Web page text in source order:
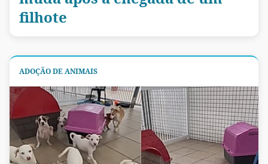
filhote
ADOÇÃO DE ANIMAIS